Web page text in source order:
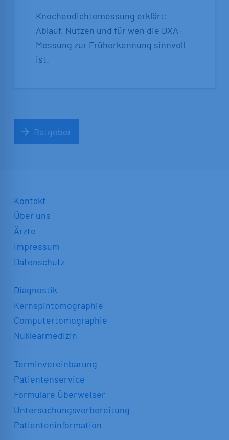
Knochendichtemessung erklärt:
Ablauf, Nutzen und für wen die DXA-
Messung zur Früherkennung sinnvoll
ist.
Ratgeber
Kontakt
Über uns
Ärzte
Impressum
Datenschutz
Diagnostik
Kernspintomographie
Computertomographie
Nuklearmedizin
Terminvereinbarung
Patientenservice
Formulare Überweiser
Untersuchungsvorbereitung
Patienteninformation